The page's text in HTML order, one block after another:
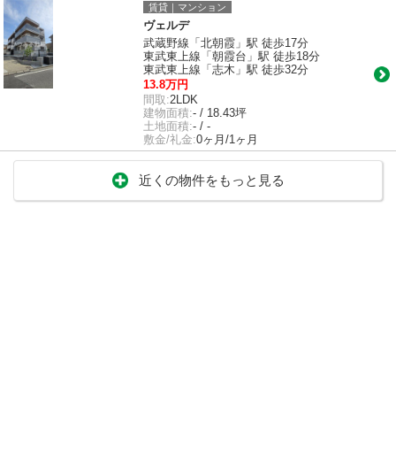
賃貸｜マンション
ヴェルデ
武蔵野線「北朝霞」駅 徒歩17分
東武東上線「朝霞台」駅 徒歩18分
東武東上線「志木」駅 徒歩32分
13.8万円
間取:2LDK
建物面積:- / 18.43坪
土地面積:- / -
敷金/礼金:0ヶ月/1ヶ月
近くの物件をもっと見る